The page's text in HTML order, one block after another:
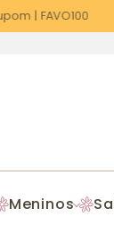
| FAVO100
Meninos